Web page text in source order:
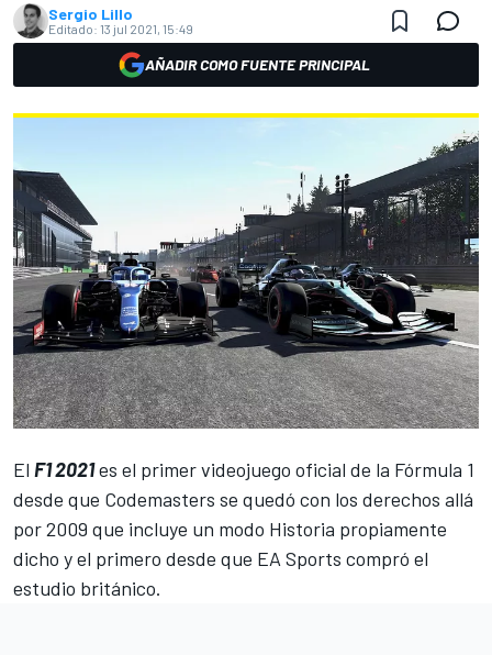
Sergio Lillo
Editado: 13 jul 2021, 15:49
AÑADIR COMO FUENTE PRINCIPAL
El F1 2021es el primer videojuego oficial de la Fórmula 1
desde que Codemasters se quedó con los derechos allá
por 2009 que incluye un modo Historia propiamente
dicho y el primero desde que EA Sports compró el
estudio británico.